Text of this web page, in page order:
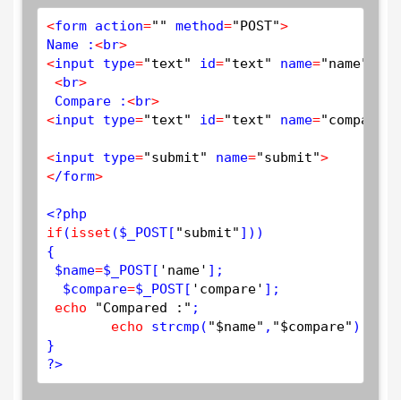
<form action="" method="POST">
Name :<br>
<input type="text" id="text" name="name"
<br>
Compare :<br>
<input type="text" id="text" name="compare"
<input type="submit" name="submit">
</form>
<?php
if (isset ($ _POST[ "submit" ]))
{
$name=$ _POST[ 'name' ];
$compare=$ _POST[ 'compare' ];
echo
"Compared :" ;
echo
strcmp ( "$name" , "$compare" );
?>